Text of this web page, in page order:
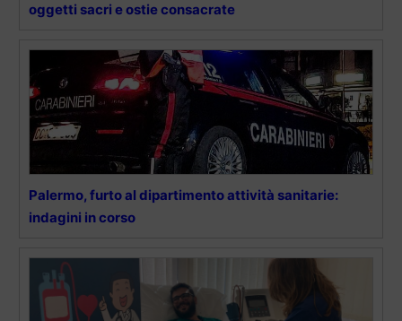
oggetti sacri e ostie consacrate
Palermo, furto al dipartimento attività sanitarie:
indagini in corso